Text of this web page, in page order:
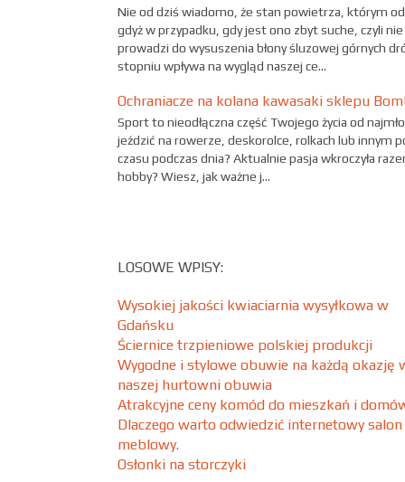
Nie od dziś wiadomo, że stan powietrza, którym
gdyż w przypadku, gdy jest ono zbyt suche, czyli
prowadzi do wysuszenia błony śluzowej górnych
stopniu wpływa na wygląd naszej ce...
Ochraniacze na kolana kawasaki sklepu
Sport to nieodłączna część Twojego życia od
jeździć na rowerze, deskorolce, rolkach lub innym
czasu podczas dnia? Aktualnie pasja wkroczyła
hobby? Wiesz, jak ważne j...
LOSOWE WPISY:
Wysokiej jakości kwiaciarnia wysyłkowa w
Gdańsku
Ściernice trzpieniowe polskiej produkcji
Wygodne i stylowe obuwie na każdą okazję
naszej hurtowni obuwia
Atrakcyjne ceny komód do mieszkań i
Dlaczego warto odwiedzić internetowy salon
meblowy.
Osłonki na storczyki